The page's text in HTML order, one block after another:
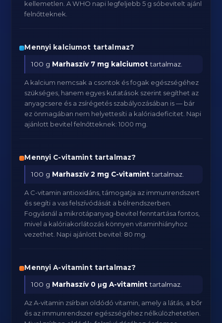
kellemetlen. A WHO napi legfeljebb 5 g sóbevitelt ajánl
felnőtteknek.
Mennyi kalciumot tartalmaz?
100 g Marhaszív 7 mg kalciumottartalmaz.
A kalcium nemcsak a csontok és fogak egészségéhez
szükséges, hanem egyes kutatások szerint segíthet az
anyagcsere és a zsírégetés szabályozásában is — bár
ez önmagában nem helyettesíti a kalóriadeficitet. Napi
ajánlott bevitel felnőtteknek: 1000 mg.
Mennyi C-vitamint tartalmaz?
100 g Marhaszív 2 mg C-vitaminttartalmaz.
A C-vitamin antioxidáns, támogatja az immunrendszert
és segíti a vas felszívódását a bélrendszerben.
Fogyásnál a mikrotápanyag-bevitel fenntartása fontos,
mivel a kalóriakorlátozás könnyen vitaminhiányhoz
vezethet. Napi ajánlott bevitel: 80 mg.
Mennyi A-vitamint tartalmaz?
100 g Marhaszív 0 μg A-vitaminttartalmaz.
Az A-vitamin zsírban oldódó vitamin, amely a látás, a bőr
és az immunrendszer egészségéhez nélkülözhetetlen.